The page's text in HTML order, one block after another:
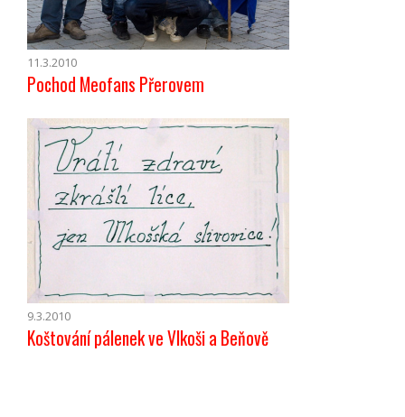
11.3.2010
Pochod Meofans Přerovem
9.3.2010
Koštování pálenek ve Vlkoši a Beňově